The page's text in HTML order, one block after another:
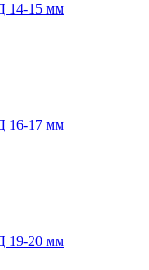
14-15 мм
16-17 мм
19-20 мм